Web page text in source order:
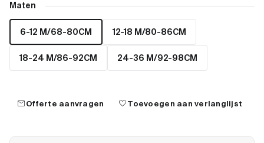
Maten
6-12 M/68-80CM 12-18 M/80-86CM
18-24 M/86-92CM 24-36 M/92-98CM
mailOfferte aanvragen favoriteToevoegen aan verlanglijst